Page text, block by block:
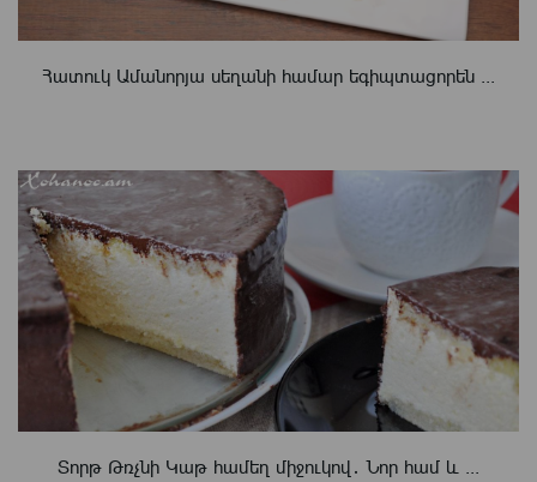
Հատուկ Ամանորյա սեղանի համար եգիպտացորեն ...
Տորթ Թռչնի Կաթ համեղ միջուկով․ Նոր համ և ...